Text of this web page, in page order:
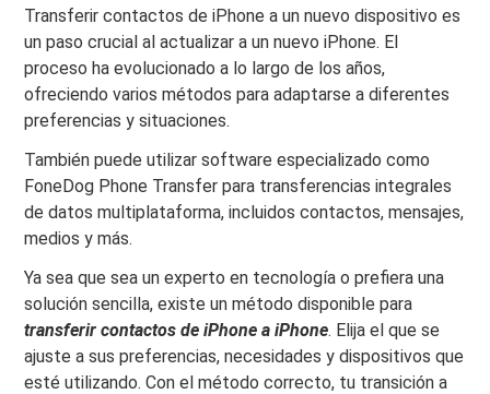
Transferir contactos de iPhone a un nuevo dispositivo es
un paso crucial al actualizar a un nuevo iPhone. El
proceso ha evolucionado a lo largo de los años,
ofreciendo varios métodos para adaptarse a diferentes
preferencias y situaciones.
También puede utilizar software especializado como
FoneDog Phone Transfer para transferencias integrales
de datos multiplataforma, incluidos contactos, mensajes,
medios y más.
Ya sea que sea un experto en tecnología o prefiera una
solución sencilla, existe un método disponible para
transferir contactos de iPhone a iPhone. Elija el que se
ajuste a sus preferencias, necesidades y dispositivos que
esté utilizando. Con el método correcto, tu transición a